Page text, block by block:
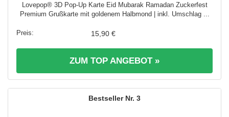
Lovepop® 3D Pop-Up Karte Eid Mubarak Ramadan Zuckerfest
Premium Grußkarte mit goldenem Halbmond | inkl. Umschlag ...
15,90 €
ZUM TOP ANGEBOT »
3